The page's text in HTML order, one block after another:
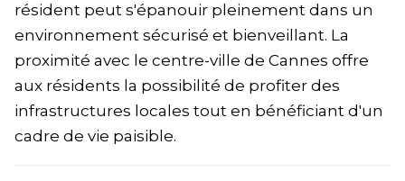
résident peut s'épanouir pleinement dans un
environnement sécurisé et bienveillant. La
proximité avec le centre-ville de Cannes offre
aux résidents la possibilité de profiter des
infrastructures locales tout en bénéficiant d'un
cadre de vie paisible.